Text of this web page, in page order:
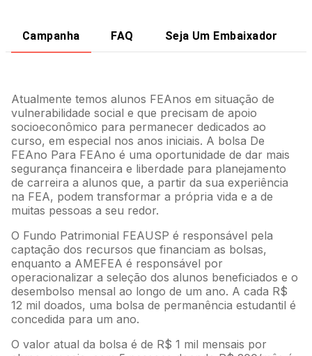
Campanha FAQ Seja Um Embaixador
Atualmente temos alunos FEAnos em situação de
vulnerabilidade social e que precisam de apoio
socioeconômico para permanecer dedicados ao
curso, em especial nos anos iniciais. A bolsa De
FEAno Para FEAno é uma oportunidade de dar mais
segurança financeira e liberdade para planejamento
de carreira a alunos que, a partir da sua experiência
na FEA, podem transformar a própria vida e a de
muitas pessoas a seu redor.
O Fundo Patrimonial FEAUSP é responsável pela
captação dos recursos que financiam as bolsas,
enquanto a AMEFEA é responsável por
operacionalizar a seleção dos alunos beneficiados e o
desembolso mensal ao longo de um ano. A cada R$
12 mil doados, uma bolsa de permanência estudantil é
concedida para um ano.
O valor atual da bolsa é de R$ 1 mil mensais por